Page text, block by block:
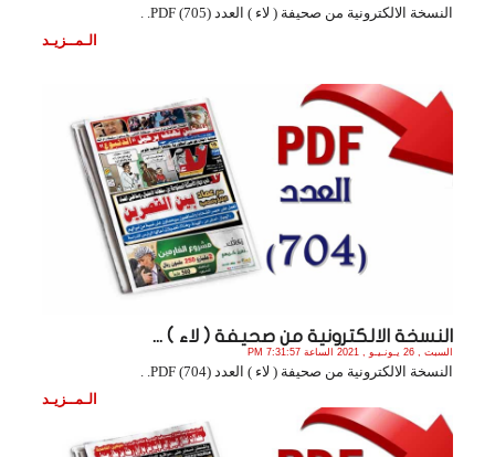
النسخة الالكترونية من صحيفة ( لاء ) العدد (705) PDF. .
الـمــزيـد
النسخة الالكترونية من صحيفة ( لاء ) ...
السبت , 26 يـونـيـو , 2021 الساعة 7:31:57 PM
النسخة الالكترونية من صحيفة ( لاء ) العدد (704) PDF. .
الـمــزيـد